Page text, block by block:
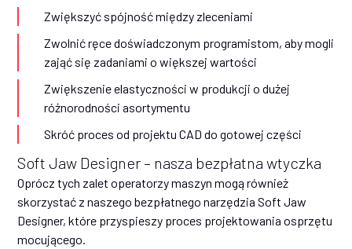
Zwiększyć spójność między zleceniami
Zwolnić ręce doświadczonym programistom, aby mogli
zająć się zadaniami o większej wartości
Zwiększenie elastyczności w produkcji o dużej
różnorodności asortymentu
Skróć proces od projektu CAD do gotowej części
Soft Jaw Designer – nasza bezpłatna wtyczka
Oprócz tych zalet operatorzy maszyn mogą również
skorzystać z naszego bezpłatnego narzędzia Soft Jaw
Designer, które przyspieszy proces projektowania osprzętu
mocującego.